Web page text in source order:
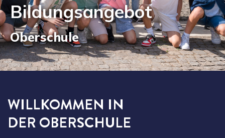
Bildungsangebot
Oberschule
WILLKOMMEN IN
DER OBERSCHULE